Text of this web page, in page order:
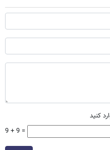
کنید
9 + 9 =